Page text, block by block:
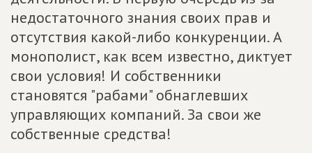
недостаточного знания своих прав и
отсутствия какой-либо конкуренции. А
монополист, как всем известно, диктует
свои условия! И собственники
становятся "рабами" обнаглевших
управляющих компаний. За свои же
собственные средства!